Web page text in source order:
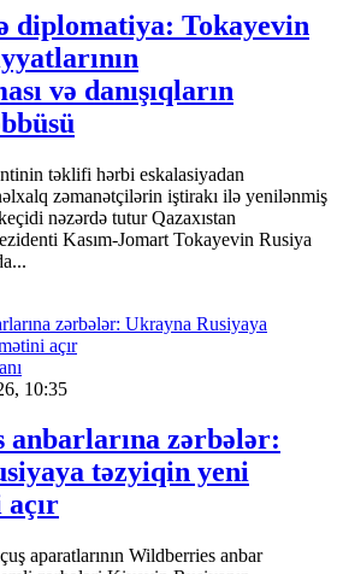
diplomatiya: Tokayevin
və danışıqların
təklifi hərbi eskalasiyadan
zəmanətçilərin iştirakı ilə yenilənmiş
nəzərdə tutur Qazaxıstan
Kasım-Jomart Tokayevin Rusiya
10:35
zərbələr:
təzyiqin yeni
aparatlarının Wildberries anbar